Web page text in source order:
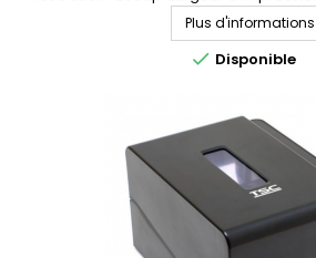
Connectique : USB, USB Hôte, ETHERNET,
devis personnalisé
Plus d'informations
 Disponible